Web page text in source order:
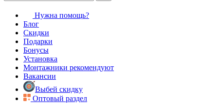
Нужна помощь?
Блог
Скидки
Подарки
Бонусы
Установка
Монтажники рекомендуют
Вакансии
Выбей скидку
Оптовый раздел